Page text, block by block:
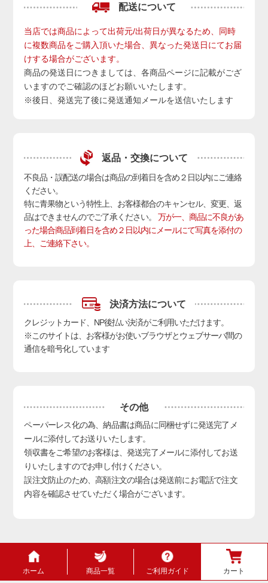
配送について
当店では商品によって出荷元/出荷日が異なるため、同時
に複数商品をご購入頂いた場合、異なった発送日にてお届
けする場合がございます。
商品の発送日につきましては、各商品ページに記載がござ
いますのでご確認のほどお願いいたします。
※後日、発送完了後に発送通知メールを送信いたします
返品・交換について
不良品・誤配送の場合は商品の到着日を含め２日以内にご連絡
ください。
特に青果物という特性上、お客様都合のキャンセル、変更、返
品はできませんのでご了承ください。万が一、商品に不良があ
った場合商品到着日を含め２日以内にメールにて写真を添付の
上、ご連絡下さい。
決済方法について
クレジットカード、NP後払い決済がご利用いただけます。
※このサイトは、お客様がお使いブラウザとウェブサーバ間の
通信を暗号化しています
その他
ペーパーレス化の為、納品書は商品に同梱せずに発送完了メ
ールに添付してお送りいたします。
領収書をご希望のお客様は、発送完了メールに添付してお送
りいたしますのでお申し付けください。
誤注文防止のため、高額注文の場合は発送前にお電話で注文
内容を確認させていただく場合がございます。
ホーム 商品一覧 ご利用ガイド カート